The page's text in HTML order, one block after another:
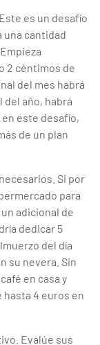
es un desafío
una cantidad
2 céntimos de
del mes habrá
del año, habrá
este desafío,
de un plan
Si por
para
adicional de
dedicar 5
del día
su nevera. Sin
en casa y
4 euros en
Evalúe sus